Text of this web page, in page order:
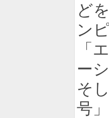
ど
ン
「
ー
そ
号